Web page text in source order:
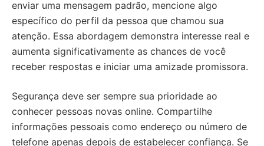
enviar uma mensagem padrão, mencione algo
específico do perfil da pessoa que chamou sua
atenção. Essa abordagem demonstra interesse real e
aumenta significativamente as chances de você
receber respostas e iniciar uma amizade promissora.
Segurança deve ser sempre sua prioridade ao
conhecer pessoas novas online. Compartilhe
informações pessoais como endereço ou número de
telefone apenas depois de estabelecer confiança. Se